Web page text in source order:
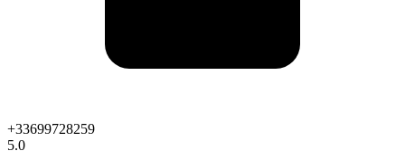
+33699728259
5.0